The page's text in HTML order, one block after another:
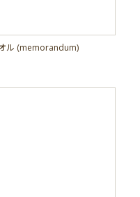
ル (memorandum)